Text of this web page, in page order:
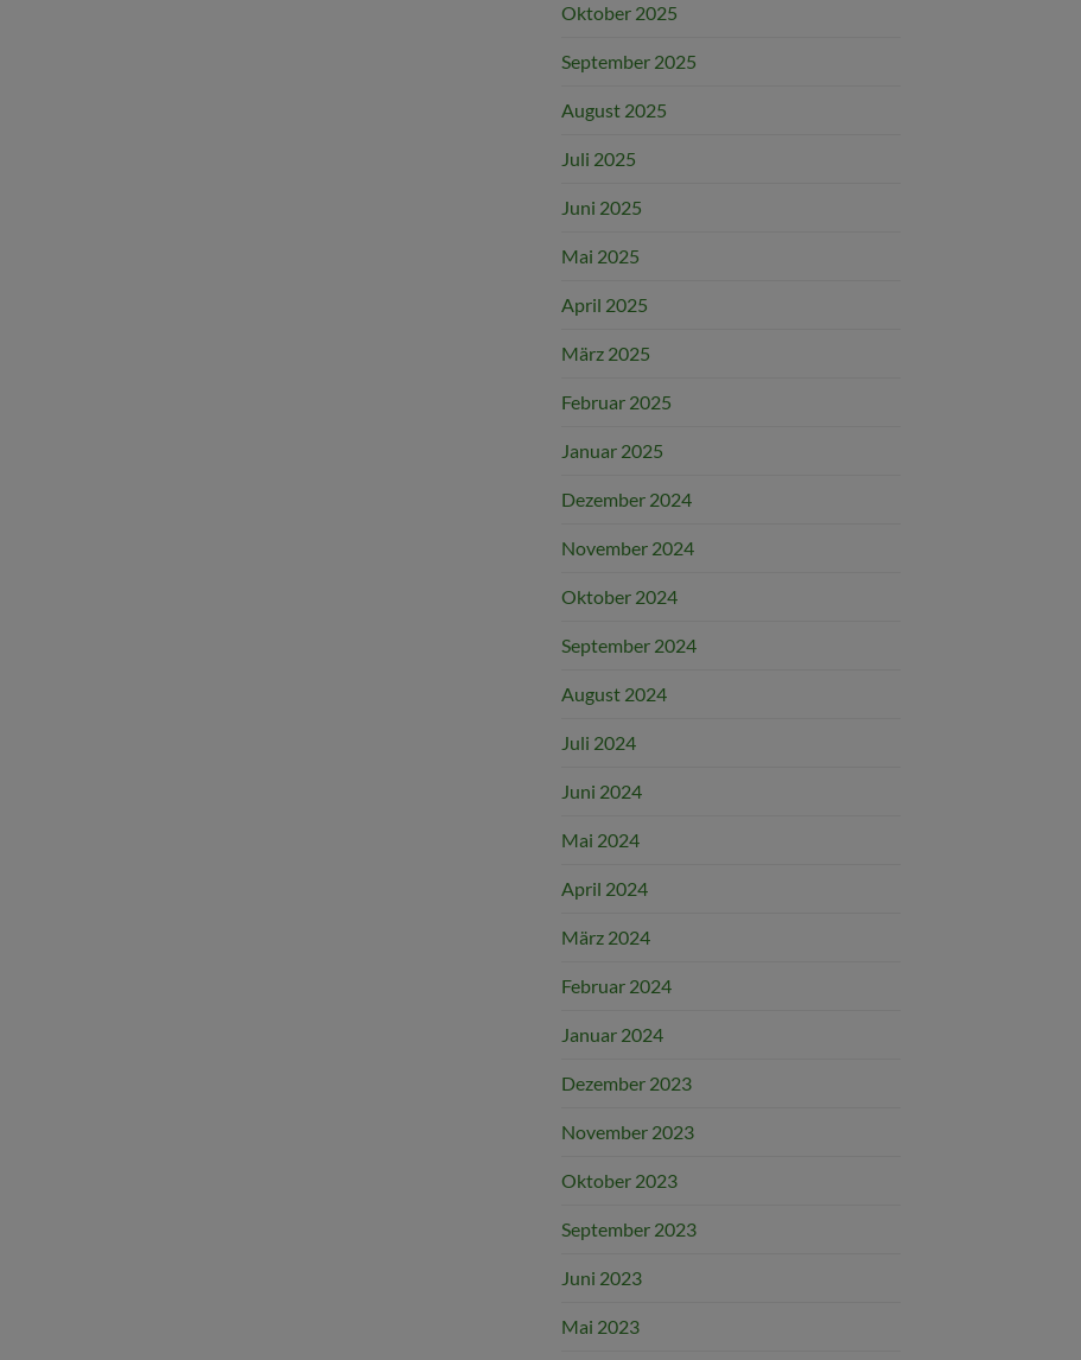
Oktober 2025
September 2025
August 2025
Juli 2025
Juni 2025
Mai 2025
April 2025
März 2025
Februar 2025
Januar 2025
Dezember 2024
November 2024
Oktober 2024
September 2024
August 2024
Juli 2024
Juni 2024
Mai 2024
April 2024
März 2024
Februar 2024
Januar 2024
Dezember 2023
November 2023
Oktober 2023
September 2023
Juni 2023
Mai 2023